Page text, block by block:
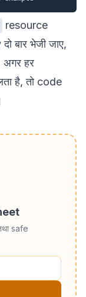
resource
बार भेजी जाए,
अगर हर
है, तो code
safe